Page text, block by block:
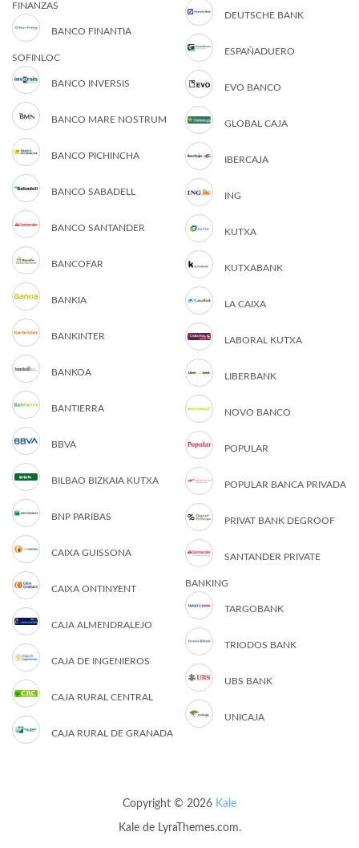
FINANZAS
BANCO FINANTIA
SOFINLOC
BANCO INVERSIS
BANCO MARE NOSTRUM
BANCO PICHINCHA
BANCO SABADELL
BANCO SANTANDER
BANCOFAR
BANKIA
BANKINTER
BANKOA
BANTIERRA
BBVA
BILBAO BIZKAIA KUTXA
BNP PARIBAS
CAIXA GUISSONA
CAIXA ONTINYENT
CAJA ALMENDRALEJO
CAJA DE INGENIEROS
CAJA RURAL CENTRAL
CAJA RURAL DE GRANADA
DEUTSCHE BANK
ESPAÑADUERO
EVO BANCO
GLOBAL CAJA
IBERCAJA
ING
KUTXA
KUTXABANK
LA CAIXA
LABORAL KUTXA
LIBERBANK
NOVO BANCO
POPULAR
POPULAR BANCA PRIVADA
PRIVAT BANK DEGROOF
SANTANDER PRIVATE
BANKING
TARGOBANK
TRIODOS BANK
UBS BANK
UNICAJA
Copyright © 2026 Kale
Kalede LyraThemes.com.